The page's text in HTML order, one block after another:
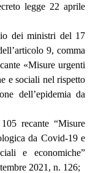
legge 22 aprile
dei ministri del 17
9, comma
«Misure urgenti
e sociali nel rispetto
dell’epidemia da
recante “Misure
da Covid-19 e
e economiche”
2021, n. 126;